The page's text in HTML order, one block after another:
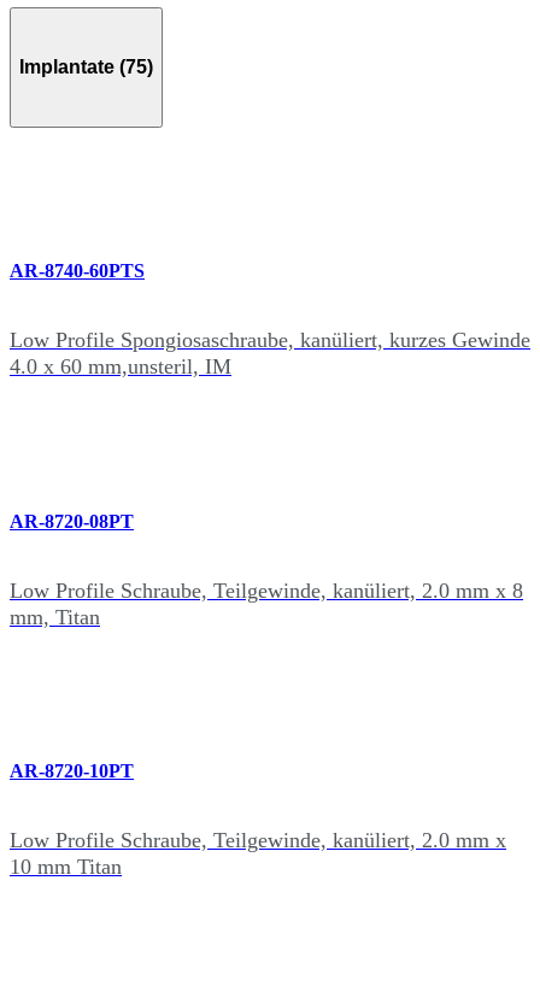
Implantate (75)
AR-8740-60PTS
Low Profile Spongiosaschraube, kanüliert, kurzes Gewinde
4.0 x 60 mm,unsteril, IM
AR-8720-08PT
Low Profile Schraube, Teilgewinde, kanüliert, 2.0 mm x 8
mm, Titan
AR-8720-10PT
Low Profile Schraube, Teilgewinde, kanüliert, 2.0 mm x
10 mm Titan